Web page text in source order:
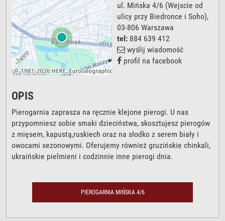
ul. Mińska 4/6 (Wejscie od
ulicy przy Biedronce i Soho),
03-806 Warszawa
tel: 884 639 412
wyślij wiadomość
profil na facebook
OPIS
Pierogarnia zaprasza na ręcznie klejone pierogi. U nas
przypomniesz sobie smaki dzieciństwa, skosztujesz pierogów
z mięsem, kapustą,ruskiech oraz na słodko z serem biały i
owocami sezonowymi. Oferujemy również gruzińskie chinkali,
ukraińskie pielmieni i codzinnie inne pierogi dnia.
PIEROGARNIA MIŃSKA 4/6